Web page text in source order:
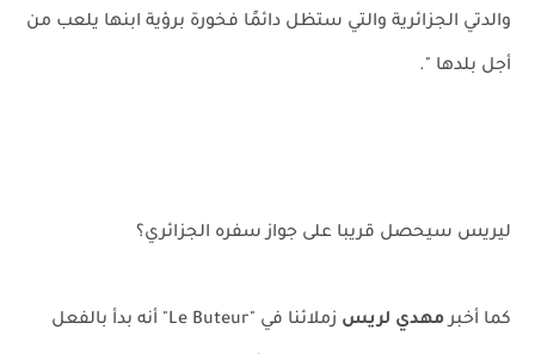
والدتي الجزائرية والتي ستظل دائمًا فخورة برؤية ابنها يلعب من
أجل بلدها ".
ليريس سيحصل قريبا على جواز سفره الجزائري؟
كما أخبرمهدي لريس زملائنا في "Le Buteur" أنه بدأ بالفعل